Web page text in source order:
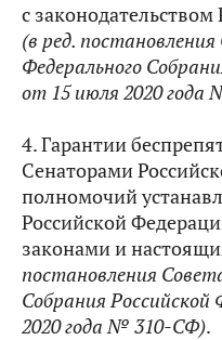
с
(в ред.
Федерального
от 15 июля 2020
4. Гарантии
Сенаторами
полномочий
Российской
законами и
постановления
Собрания
2020 года № 310-СФ).